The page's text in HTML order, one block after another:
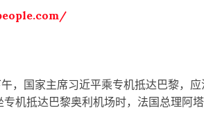
国家主席习近平乘专机抵达巴黎，应
抵达巴黎奥利机场时，法国总理阿